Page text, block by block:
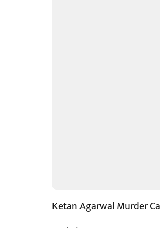
Ketan Agarwal Murder